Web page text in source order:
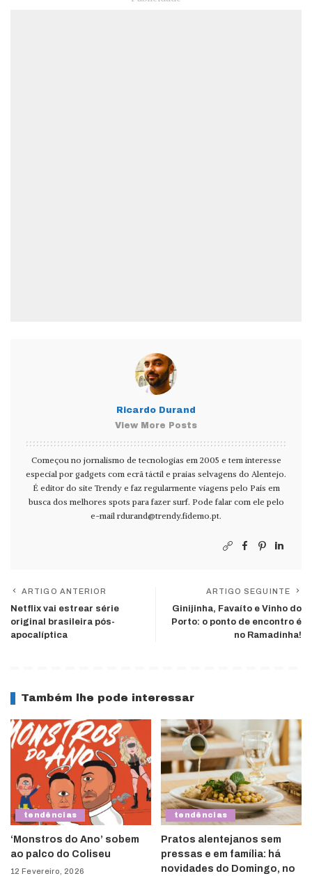
Ricardo Durand
View More Posts
Começou no jornalismo de tecnologias em 2005 e tem interesse
especial por gadgets com ecrã táctil e praias selvagens do Alentejo.
É editor do site Trendy e faz regularmente viagens pelo País em
busca dos melhores spots para fazer surf. Pode falar com ele pelo
e-mail rdurand@trendy.fidemo.pt.
ARTIGO ANTERIOR
Netflix vai estrear série
original brasileira pós-
apocalíptica
ARTIGO SEGUINTE
Ginijinha, Favaíto e Vinho do
Porto: o ponto de encontro é
no Ramadinha!
Também lhe pode interessar
tendências
‘Monstros do Ano’ sobem
ao palco do Coliseu
12 Fevereiro, 2026
tendências
Pratos alentejanos sem
pressas e em família: há
novidades do Domingo, no